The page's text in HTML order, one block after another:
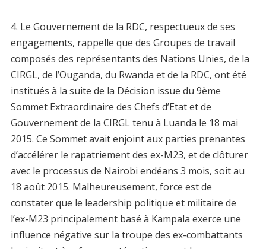
4. Le Gouvernement de la RDC, respectueux de ses
engagements, rappelle que des Groupes de travail
composés des représentants des Nations Unies, de la
CIRGL, de l’Ouganda, du Rwanda et de la RDC, ont été
institués à la suite de la Décision issue du 9ème
Sommet Extraordinaire des Chefs d’Etat et de
Gouvernement de la CIRGL tenu à Luanda le 18 mai
2015. Ce Sommet avait enjoint aux parties prenantes
d’accélérer le rapatriement des ex-M23, et de clôturer
avec le processus de Nairobi endéans 3 mois, soit au
18 août 2015. Malheureusement, force est de
constater que le leadership politique et militaire de
l’ex-M23 principalement basé à Kampala exerce une
influence négative sur la troupe des ex-combattants